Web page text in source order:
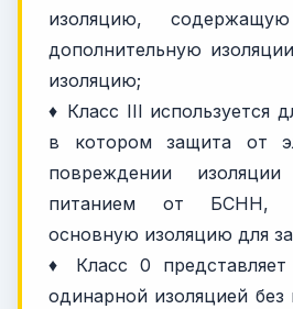
изоляцию,
дополнительную
изоляцию;
♦ Класс III используется
в котором защита от
повреждении изоляции
питанием от БСНН,
основную изоляцию для
♦ Класс 0 представляет
одинарной изоляцией без